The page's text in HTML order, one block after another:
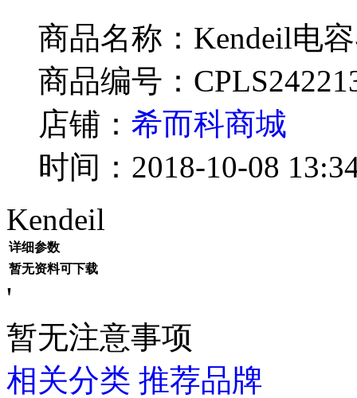
商品名称：Kendeil电
商品编号：
店铺： 希而科商城
时间：2018-10-08
Kendeil
详细参数
暂无资料可下载
'
暂无注意事项
相关分类 推荐品牌